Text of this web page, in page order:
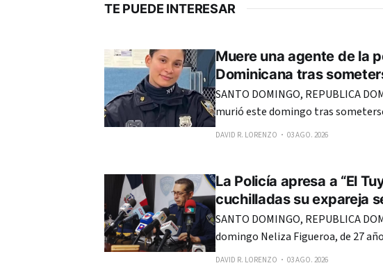
TE PUEDE INTERESAR
Muere una agente de la
Dominicana tras
SANTO DOMINGO, REPUBLICA
murió este domingo tras
últimos 10 días en Santo Domingo,
DAVID R. LORENZO 03 AGO. 2026
La Policía apresa a “El
cuchilladas su expareja
SANTO DOMINGO, REPUBLICA
domingo Neliza Figueroa, de 27
presuntamente por su expareja
DAVID R. LORENZO 03 AGO. 2026